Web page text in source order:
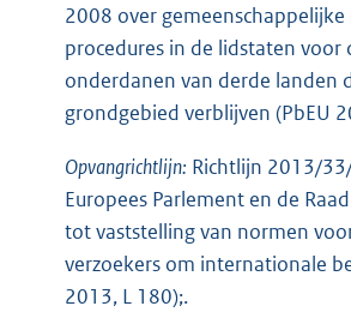
2008 over
procedures in de lidstaten voor
onderdanen van derde landen
grondgebied verblijven (PbEU
Opvangrichtlijn: Richtlijn 2013/
Europees Parlement en de
tot vaststelling van normen
verzoekers om internationale
2013, L 180);.